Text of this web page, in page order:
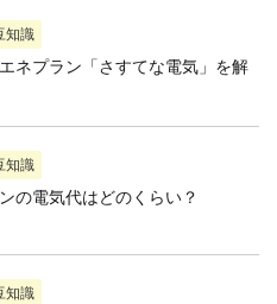
知識
ネプラン「さすてな電気」を解
知識
の電気代はどのくらい？
知識